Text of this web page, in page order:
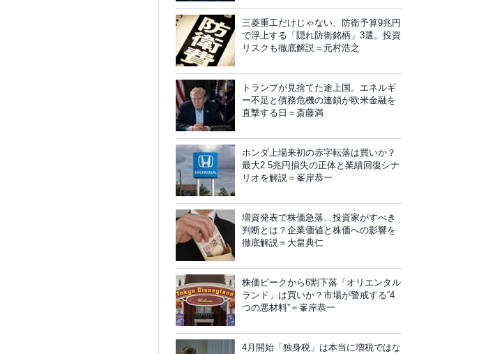
三菱重工だけじゃない、防衛予算9兆円
で浮上する「隠れ防衛銘柄」3選。投資
リスクも徹底解説＝元村浩之
トランプが見捨てた途上国。エネルギ
ー不足と債務危機の連鎖が欧米金融を
直撃する日＝斎藤満
ホンダ上場来初の赤字転落は買いか？
最大2.5兆円損失の正体と業績回復シナ
リオを解説＝峯岸恭一
増資発表で株価急落…投資家がすべき
判断とは？企業価値と株価への影響を
徹底解説＝大畠典仁
株価ピークから6割下落「オリエンタル
ランド」は買いか？市場が警戒する“4
つの悪材料”＝峯岸恭一
4月開始「独身税」は本当に増税ではな